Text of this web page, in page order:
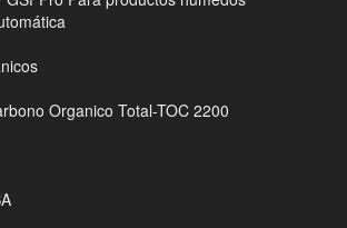
Organico Total-TOC 2200